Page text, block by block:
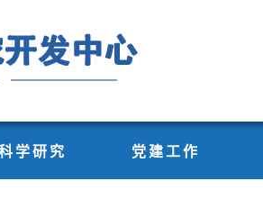
学研究 党建工作